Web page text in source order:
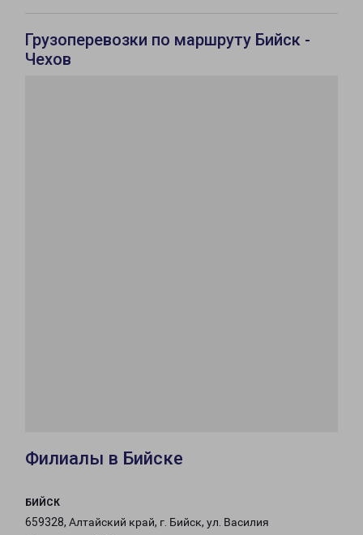
Грузоперевозки по маршруту Бийск -
Чехов
Филиалы в Бийске
БИЙСК
659328, Алтайский край, г. Бийск, ул. Василия